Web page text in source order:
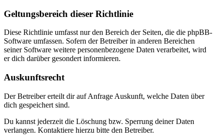
Geltungsbereich dieser Richtlinie
Diese Richtlinie umfasst nur den Bereich der Seiten, die die phpBB-
Software umfassen. Sofern der Betreiber in anderen Bereichen
seiner Software weitere personenbezogene Daten verarbeitet, wird
er dich darüber gesondert informieren.
Auskunftsrecht
Der Betreiber erteilt dir auf Anfrage Auskunft, welche Daten über
dich gespeichert sind.
Du kannst jederzeit die Löschung bzw. Sperrung deiner Daten
verlangen. Kontaktiere hierzu bitte den Betreiber.